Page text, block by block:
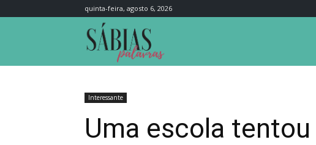
quinta-feira, agosto 6, 2026
Interessante
Uma escola